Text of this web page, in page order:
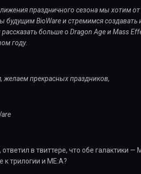
праздничного сезона мы хотим
будущим BioWare и стремимся
больше о Dragon Age и Mass
году.
желаем прекрасных праздников,
ответил в твиттере, что обе
к трилогии и МЕ:А?